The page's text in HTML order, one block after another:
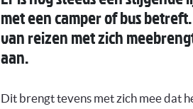
met een camper of bus
van reizen met zich
aan.
Dit brengt tevens met zich mee dat